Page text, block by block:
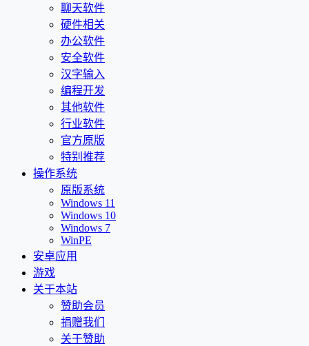
聊天软件
硬件相关
办公软件
安全软件
汉字输入
编程开发
其他软件
行业软件
官方原版
特别推荐
操作系统
原版系统
Windows 11
Windows 10
Windows 7
WinPE
安卓应用
游戏
关于本站
赞助会员
捐赠我们
关于赞助